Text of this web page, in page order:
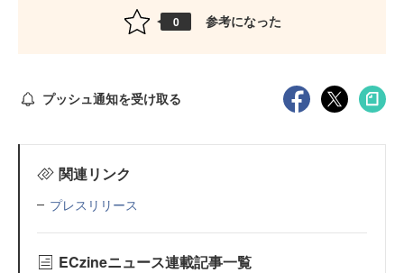
0 参考になった
プッシュ通知を受け取る
関連リンク
プレスリリース
ECzineニュース連載記事一覧